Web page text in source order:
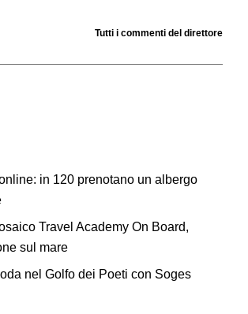
Tutti i commenti del direttore
in 120 prenotano un albergo
Travel Academy On Board,
sul mare
nel Golfo dei Poeti con Soges